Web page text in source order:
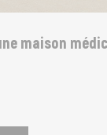
maison